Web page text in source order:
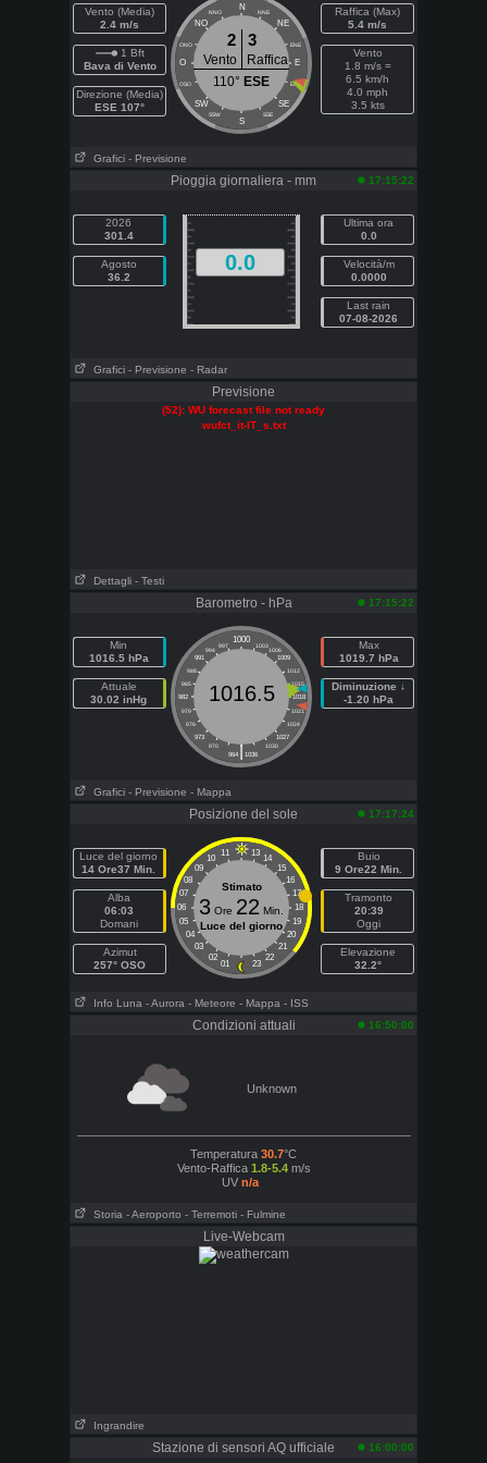
Vento (Media)
2.4 m/s
1 Bft
Bava di Vento
Direzione (Media)
ESE 107°
N
NNO NNE
NO NE
ONO ENE
O E
OSO ESE
SW SE
SSW SSE
S
2 3
Vento
Raffica
110° ESE
Raffica (Max)
5.4 m/s
Vento
1.8 m/s =
6.5 km/h
4.0 mph
3.5 kts
Grafici - Previsione
Pioggia giornaliera - mm 17:15:22
2026
301.4
Agosto
36.2
0.0
Ultima ora
0.0
Velocità/m
0.0000
Last rain
07-08-2026
Grafici - Previsione - Radar
Previsione
(52): WU forecast file not ready
wufct_it-IT_s.txt
Dettagli - Testi
Barometro - hPa 17:15:22
Min
1016.5 hPa
Attuale
30.02 inHg
1000
997 1003
994
1006
991
1009
988
1012
985
1015
982
1018
979
1021
976
1024
973
1027
970
1030
|
964 1036
1016.5
Max
1019.7 hPa
Diminuzione ↓
-1.20 hPa
Grafici - Previsione - Mappa
Posizione del sole 17:17:24
Luce del giorno
14 Ore37 Min.
Alba
06:03
Domani
Azimut
257° OSO
11 13
10
14
09
15
08
16
07
17
06
18
05
19
04
20
03
21
02
22
01 23
Stimato
3 Ore 22 Min.
Luce del giorno
Buio
9 Ore22 Min.
Tramonto
20:39
Oggi
Elevazione
32.2°
Info Luna - Aurora - Meteore - Mappa - ISS
Condizioni attuali 16:50:00
Unknown
Temperatura 30.7°C
Vento-Raffica 1.8-5.4m/s
UV n/a
Storia - Aeroporto - Terremoti - Fulmine
Live-Webcam
Ingrandire
Stazione di sensori AQ ufficiale 16:00:00